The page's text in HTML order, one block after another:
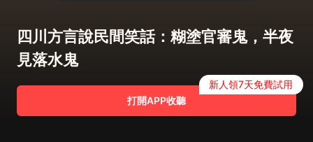
四川方言說民間笑話：糊塗官審鬼，半夜
見落水鬼
打開APP收聽
新人領7天免費試用